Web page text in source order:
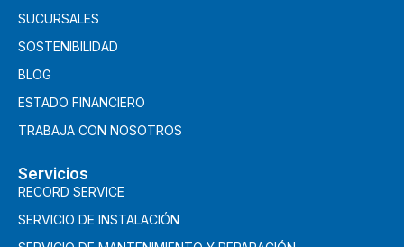
SUCURSALES
SOSTENIBILIDAD
BLOG
ESTADO FINANCIERO
TRABAJA CON NOSOTROS
Servicios
RECORD SERVICE
SERVICIO DE INSTALACIÓN